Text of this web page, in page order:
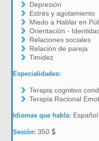
Depresión
Estrés y agotamiento
Miedo a Hablar en
Orientación -
Relaciones sociales
Relación de pareja
Timidez
Especialidades:
Terapia cognitivo
Terapia Racional
Idiomas que habla: Español
Sesión:350